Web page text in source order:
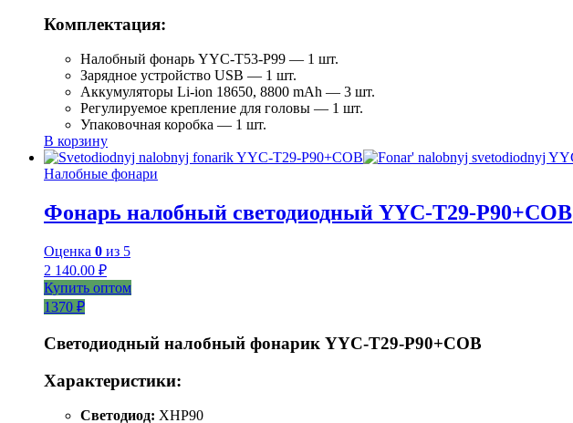
Комплектация:
Налобный фонарь YYC-T53-P99 — 1 шт.
Зарядное устройство USB — 1 шт.
Аккумуляторы Li-ion 18650, 8800 mAh — 3 шт.
Регулируемое крепление для головы — 1 шт.
Упаковочная коробка — 1 шт.
В корзину
Налобные фонари
Фонарь налобный светодиодный YYC-T29-P90+COB
Оценка 0 из 5
2 140.00 ₽
Купить оптом
1370 ₽
Светодиодный налобный фонарик YYC-T29-P90+COB
Характеристики:
Светодиод: XHP90